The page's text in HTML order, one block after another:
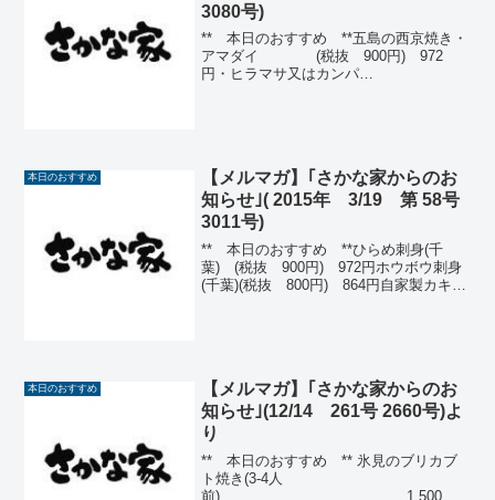
3080号)
** 本日のおすすめ **五島の西京焼き・
アマダイ (税抜 900円) 972
円・ヒラマサ又はカンパ
本日のおすすめ
【メルマガ】｢さかな家からのお
知らせ｣( 2015年 3/19 第 58号
3011号)
** 本日のおすすめ **ひらめ刺身(千
葉) (税抜 900円) 972円ホウボウ刺身
(千葉)(税抜 800円) 864円自家製カキの
本日のおすすめ
【メルマガ】｢さかな家からのお
知らせ｣(12/14 261号 2660号)よ
り
** 本日のおすすめ ** 氷見のブリカブ
ト焼き(3-4人
前) 1,500円